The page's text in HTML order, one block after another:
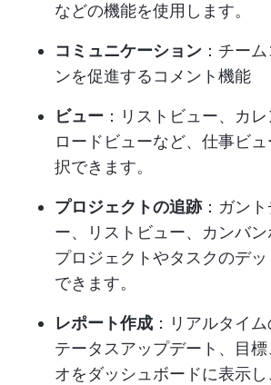
などの機能を使用します。
コミュニケーション ：チー
ンを促進するコメント機能
ビュー ：リストビュー、カ
ロードビューなど、仕事ビ
択できます。
プロジェクトの追跡：ガン
ー、リストビュー、カンバ
プロジェクトやタスクのデ
できます。
レポート作成 ：リアルタイ
テータスアップデート、目
オをダッシュボードに表示